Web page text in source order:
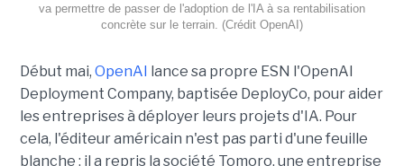
va permettre de passer de l'adoption de l'IA à sa rentabilisation
concrète sur le terrain. (Crédit OpenAI)
Début mai, OpenAI lance sa propre ESN l'OpenAI
Deployment Company, baptisée DeployCo, pour aider
les entreprises à déployer leurs projets d'IA. Pour
cela, l'éditeur américain n'est pas parti d'une feuille
blanche : il a repris la société Tomoro, une entreprise